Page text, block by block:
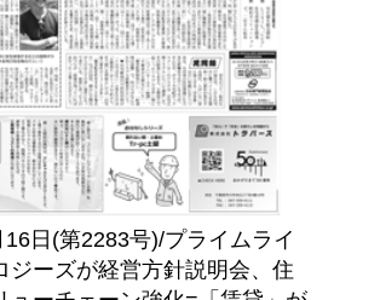
日(第2283号)/プライムライ
ジーズが経営方針説明会、住